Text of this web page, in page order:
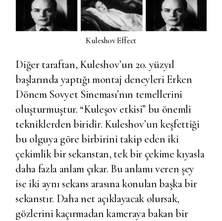
Kuleshov Effect
Diğer taraftan, Kuleshov’un 20. yüzyıl
başlarında yaptığı montaj deneyleri Erken
Dönem Sovyet Sineması’nın temellerini
oluşturmuştur. “Kuleşov etkisi” bu önemli
tekniklerden biridir. Kuleshov’un keşfettiği
bu olguya göre birbirini takip eden iki
çekimlik bir sekanstan, tek bir çekime kıyasla
daha fazla anlam çıkar. Bu anlamı veren şey
ise iki aynı sekans arasına konulan başka bir
sekanstır. Daha net açıklayacak olursak,
gözlerini kaçırmadan kameraya bakan bir